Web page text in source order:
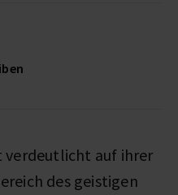
verdeutlicht auf ihrer
des geistigen